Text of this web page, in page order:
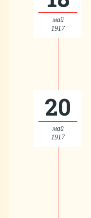
май
1917
20
май
1917